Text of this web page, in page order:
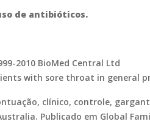
de antibióticos.
2010 BioMed Central Ltd
with sore throat in general
clínico, controle,
Publicado em Global